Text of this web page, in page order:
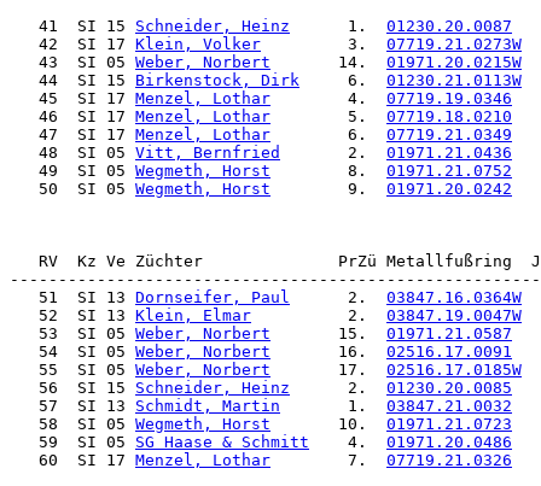
   41  SI 15
Schneider, Heinz
      1.
01230.20.0087
   42  SI 17
Klein, Volker
         3.
07719.21.0273W
   43  SI 05
Weber, Norbert
       14.
01971.20.0215W
   44  SI 15
Birkenstock, Dirk
     6.
01230.21.0113W
   45  SI 17
Menzel, Lothar
        4.
07719.19.0346
   46  SI 17
Menzel, Lothar
        5.
07719.18.0210
   47  SI 17
Menzel, Lothar
        6.
07719.21.0349
   48  SI 05
Vitt, Bernfried
       2.
01971.21.0436
   49  SI 05
Wegmeth, Horst
        8.
01971.21.0752
   50  SI 05
Wegmeth, Horst
        9.
01971.20.0242
RV  Kz Ve Züchter              PrZü Metallfußring
   51  SI 13
Dornseifer, Paul
      2.
03847.16.0364W
   52  SI 13
Klein, Elmar
          2.
03847.19.0047W
   53  SI 05
Weber, Norbert
       15.
01971.21.0587
   54  SI 05
Weber, Norbert
       16.
02516.17.0091
   55  SI 05
Weber, Norbert
       17.
02516.17.0185W
   56  SI 15
Schneider, Heinz
      2.
01230.20.0085
   57  SI 13
Schmidt, Martin
       1.
03847.21.0032
   58  SI 05
Wegmeth, Horst
       10.
01971.21.0723
   59  SI 05
SG Haase & Schmitt
    4.
01971.20.0486
   60  SI 17
Menzel, Lothar
        7.
07719.21.0326